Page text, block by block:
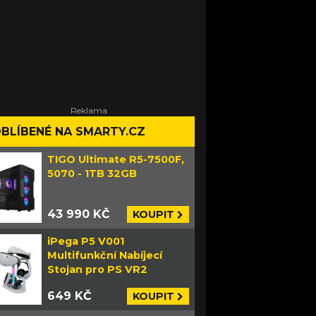
NA SMARTY.CZ
TIGO Ultimate R5-7500F,
5070 - 1TB 32GB
43 990 KČ KOUPIT
iPega P5 V001
Multifunkční Nabíjecí
Stojan pro PS VR2
649 KČ KOUPIT